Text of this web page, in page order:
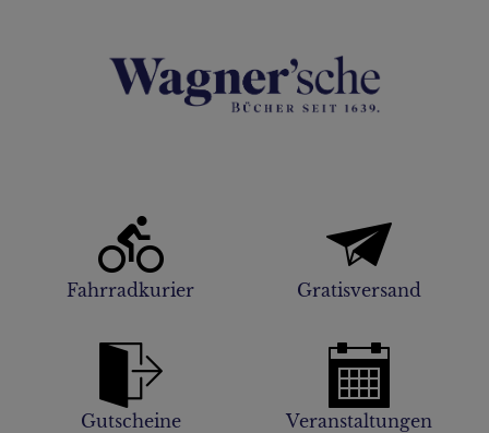
Fahrradkurier Gratisversand
Gutscheine Veranstaltungen